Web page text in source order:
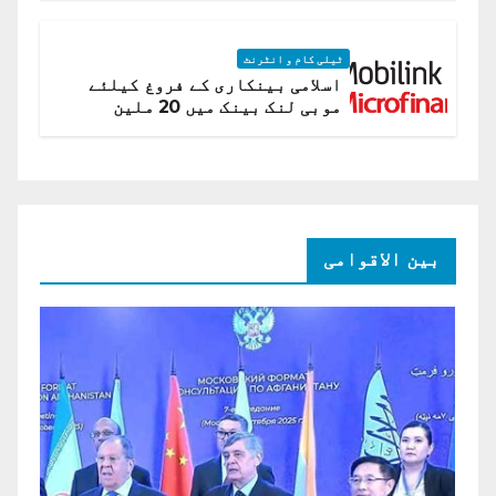
ٹیلی کام و انٹرنٹ
اسلامی بینکاری کے فروغ کیلئے
موبی لنک بینک میں 20 ملین
بین الاقوامی